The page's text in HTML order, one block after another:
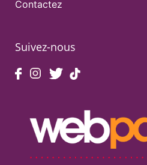
Contactez
Suivez-nous